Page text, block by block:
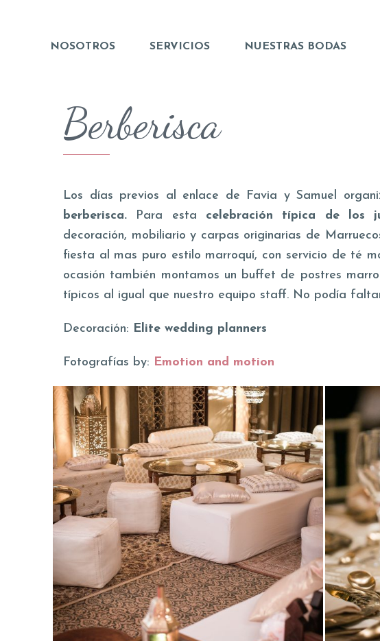
NOSOTROS SERVICIOS NUESTRAS BODAS
Berberisca
Los días previos al enlace de Favia y Samuel
berberisca. Para esta celebración típica de los
decoración, mobiliario y carpas originarias de
fiesta al mas puro estilo marroquí, con servicio de té
ocasión también montamos un buffet de postres
típicos al igual que nuestro equipo staff. No podía
Decoración: Elite wedding planners
Fotografías by: Emotion and motion